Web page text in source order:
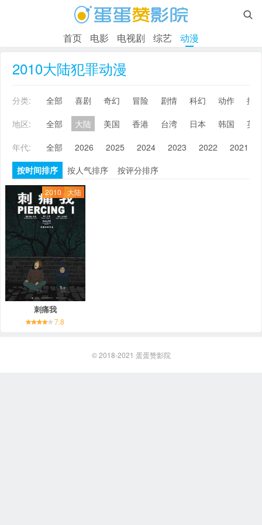

首页 电影 电视剧 综艺 动漫
2010大陆犯罪动漫
分类: 全部 喜剧 奇幻 冒险 剧情 科幻 动作
搞
地区:
全部 大陆 美国 香港 台湾 日本 韩国
英
年代:
全部 2026 2025 2024 2023 2022 2021
按时间排序
按人气排序 按评分排序
2010 大陆
刺痛我
7.8
© 2018-2021 蛋蛋赞影院